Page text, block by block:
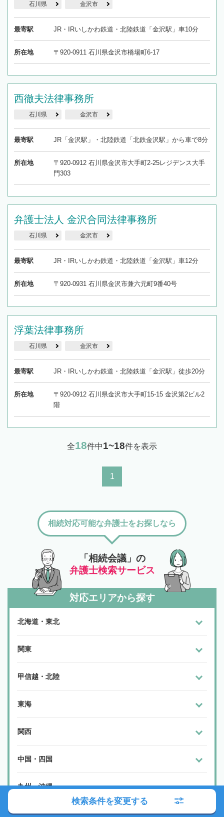
石川県 金沢市
最寄駅 JR・IRいしかわ鉄道・北陸鉄道「金沢駅」車10分
所在地 〒920-0911 石川県金沢市橋場町6-17
西徹夫法律事務所
石川県 金沢市
最寄駅 JR「金沢駅」・北陸鉄道「北鉄金沢駅」から車で8分
所在地
〒920-0912 石川県金沢市大手町2-25レジデンス大手
門303
弁護士法人 金沢合同法律事務所
石川県 金沢市
最寄駅 JR・IRいしかわ鉄道・北陸鉄道「金沢駅」車12分
所在地 〒920-0931 石川県金沢市兼六元町9番40号
浮葉法律事務所
石川県 金沢市
最寄駅 JR・IRいしかわ鉄道・北陸鉄道「金沢駅」徒歩20分
所在地
〒920-0912 石川県金沢市大手町15-15 金沢第2ビル2
階
全18件中1~18件を表示
1
「相続会議」の
弁護士検索サービス
相続対応可能な弁護士をお探しなら
対応エリアから探す
北海道・東北
関東
甲信越・北陸
東海
関西
中国・四国
九州・沖縄
よく検索されるエリア
検索条件を変更する